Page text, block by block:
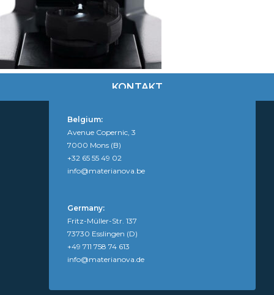
KONTAKT
Belgium:
Avenue Copernic, 3
7000 Mons (B)
+32 65 55 49 02
info@materianova.be
Germany:
Fritz-Müller-Str. 137
73730 Esslingen (D)
+49 711 758 74 613
info@materianova.de